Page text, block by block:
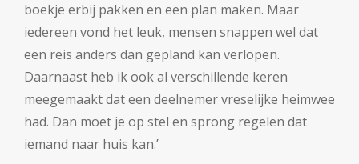
boekje erbij pakken en een plan maken. Maar
iedereen vond het leuk, mensen snappen wel dat
een reis anders dan gepland kan verlopen.
Daarnaast heb ik ook al verschillende keren
meegemaakt dat een deelnemer vreselijke heimwee
had. Dan moet je op stel en sprong regelen dat
iemand naar huis kan.’